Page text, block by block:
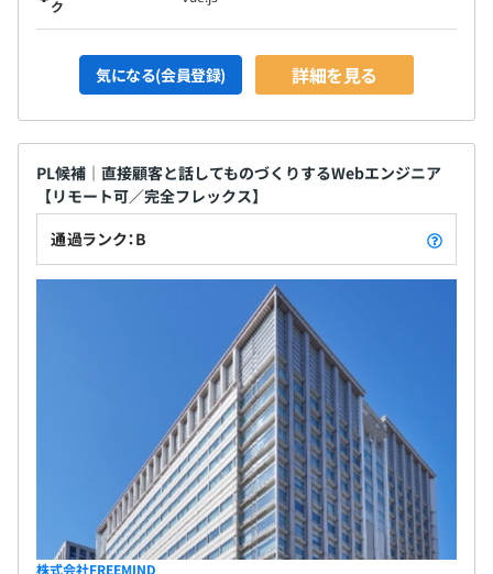
ク
気になる(会員登録) 詳細を見る
PL候補｜直接顧客と話してものづくりするWebエンジニア
【リモート可／完全フレックス】
通過ランク：B
株式会社FREEMIND